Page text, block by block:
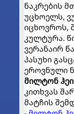
ნაკრების
უცხოელს,
იცხოვროს,
კულტურა.
ვერანაირ
პასუხი
ეროვნული
მილტონ
კითხვას
მატჩის